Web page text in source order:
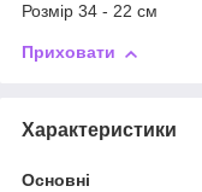
Розмір 34 - 22 см
Приховати
Характеристики
Основні